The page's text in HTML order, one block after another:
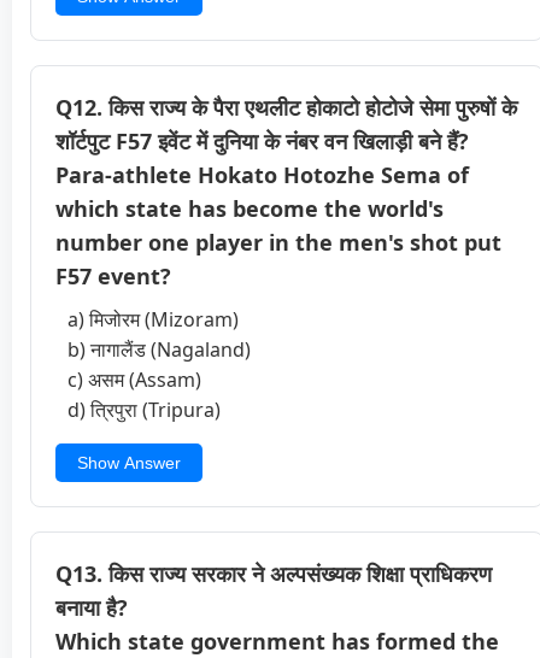
Q12. किस राज्य के पैरा एथलीट होकाटो होटोजे सेमा पुरुषों के
शॉर्टपुट F57 इवेंट में दुनिया के नंबर वन खिलाड़ी बने हैं?
Para-athlete Hokato Hotozhe Sema of
which state has become the world's
number one player in the men's shot put
F57 event?
a) मिजोरम (Mizoram)
b) नागालैंड (Nagaland)
c) असम (Assam)
d) त्रिपुरा (Tripura)
Show Answer
Q13. किस राज्य सरकार ने अल्पसंख्यक शिक्षा प्राधिकरण
बनाया है?
Which state government has formed the